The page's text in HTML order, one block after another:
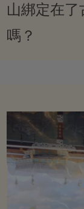
山綁定在
嗎？